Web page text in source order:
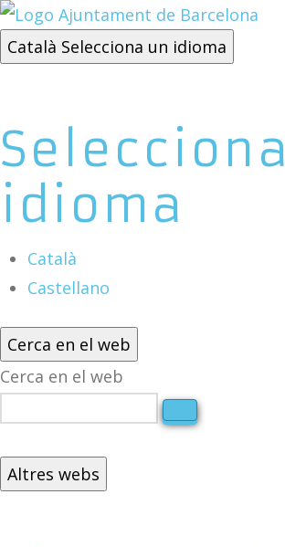
Català Selecciona un idioma
Selecciona
idioma
Català
Castellano
Cerca en el web
Cerca en el web
Altres webs